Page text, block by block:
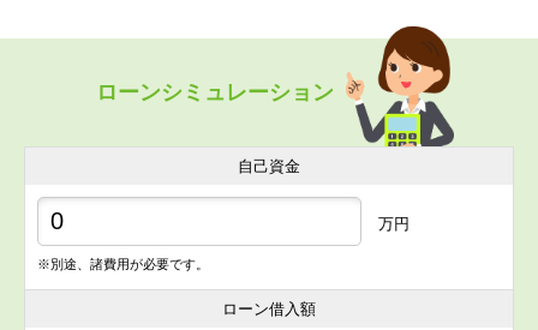
ローンシミュレーション
自己資金
万円
※別途、諸費用が必要です。
ローン借入額